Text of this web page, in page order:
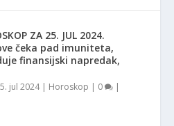
ZA 25. JUL 2024.
čeka pad imuniteta,
finansijski napredak,
jul 2024| Horoskop | 0 |